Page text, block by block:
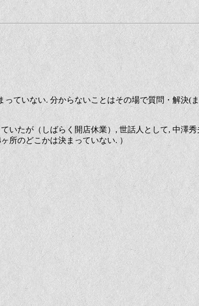
ていない. 分からないことはその場で質問・解決(
いたが（しばらく開店休業）, 世話人として, 中澤
所のどこかは決まっていない. ）